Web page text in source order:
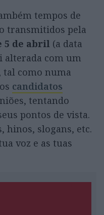
tempos de
transmitidos pela
5 de abril (a data
alterada com um
tal como numa
candidatos
tentando
pontos de vista.
hinos, slogans, etc.
voz e as tuas